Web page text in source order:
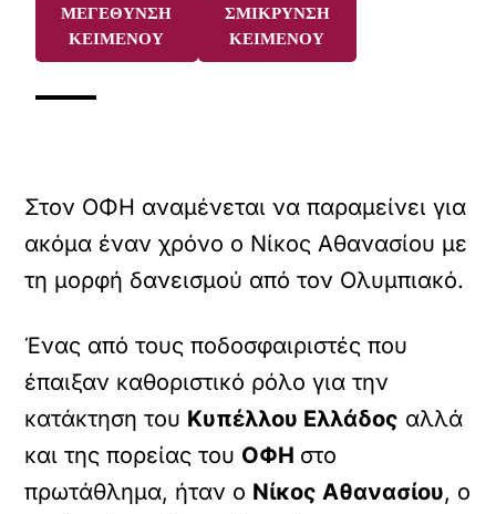
ΜΕΓΕΘΥΝΣΗ
ΚΕΙΜΕΝΟΥ
ΣΜΙΚΡΥΝΣΗ
ΚΕΙΜΕΝΟΥ
Στον ΟΦΗ αναμένεται να παραμείνει για
ακόμα έναν χρόνο ο Νίκος Αθανασίου με
τη μορφή δανεισμού από τον Ολυμπιακό.
Ένας από τους ποδοσφαιριστές που
έπαιξαν καθοριστικό ρόλο για την
κατάκτηση του Κυπέλλου Ελλάδος αλλά
και της πορείας του ΟΦΗ στο
πρωτάθλημα, ήταν ο Νίκος Αθανασίου, ο